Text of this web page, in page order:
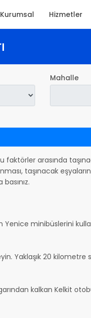
Mahalle
faktörler arasında
taşınacak
minibüslerini
Yaklaşık 20 kilometre
kalkan Kelkit
Kurumsal Hizmetler